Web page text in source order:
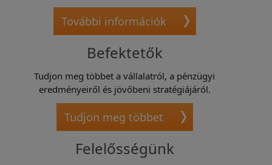
További információk
Befektetők
Tudjon meg többet a vállalatról, a pénzügyi
eredményeiről és jövőbeni stratégiájáról.
Tudjon meg többet
Felelősségünk